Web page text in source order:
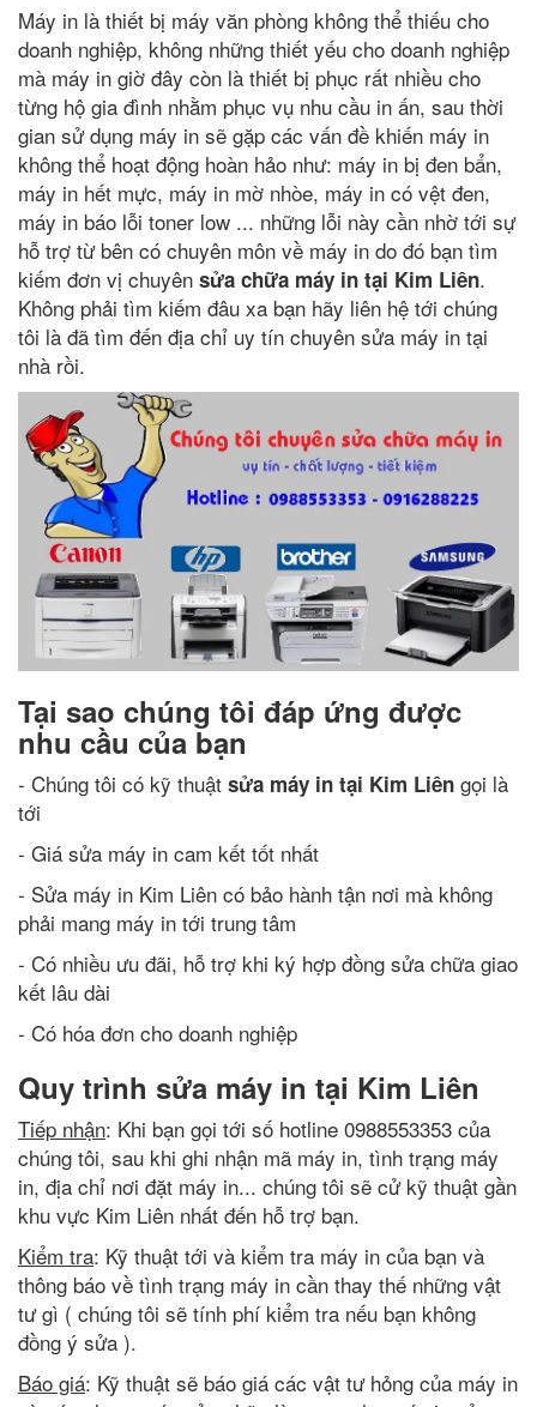
Máy in là thiết bị máy văn phòng không thể thiếu cho
doanh nghiệp, không những thiết yếu cho doanh nghiệp
mà máy in giờ đây còn là thiết bị phục rất nhiều cho
từng hộ gia đình nhằm phục vụ nhu cầu in ấn, sau thời
gian sử dụng máy in sẽ gặp các vấn đề khiến máy in
không thể hoạt động hoàn hảo như: máy in bị đen bẩn,
máy in hết mực, máy in mờ nhòe, máy in có vệt đen,
máy in báo lỗi toner low ... những lỗi này cần nhờ tới sự
hỗ trợ từ bên có chuyên môn về máy in do đó bạn tìm
kiếm đơn vị chuyên sửa chữa máy in tại Kim Liên.
Không phải tìm kiếm đâu xa bạn hãy liên hệ tới chúng
tôi là đã tìm đến địa chỉ uy tín chuyên sửa máy in tại
nhà rồi.
Tại sao chúng tôi đáp ứng được
nhu cầu của bạn
- Chúng tôi có kỹ thuật sửa máy in tại Kim Liên gọi là
tới
- Giá sửa máy in cam kết tốt nhất
- Sửa máy in Kim Liên có bảo hành tận nơi mà không
phải mang máy in tới trung tâm
- Có nhiều ưu đãi, hỗ trợ khi ký hợp đồng sửa chữa giao
kết lâu dài
- Có hóa đơn cho doanh nghiệp
Quy trình sửa máy in tại Kim Liên
Tiếp nhận: Khi bạn gọi tới số hotline 0988553353 của
chúng tôi, sau khi ghi nhận mã máy in, tình trạng máy
in, địa chỉ nơi đặt máy in... chúng tôi sẽ cử kỹ thuật gần
khu vực Kim Liên nhất đến hỗ trợ bạn.
Kiểm tra: Kỹ thuật tới và kiểm tra máy in của bạn và
thông báo về tình trạng máy in cần thay thế những vật
tư gì ( chúng tôi sẽ tính phí kiểm tra nếu bạn không
đồng ý sửa ).
Báo giá: Kỹ thuật sẽ báo giá các vật tư hỏng của máy in